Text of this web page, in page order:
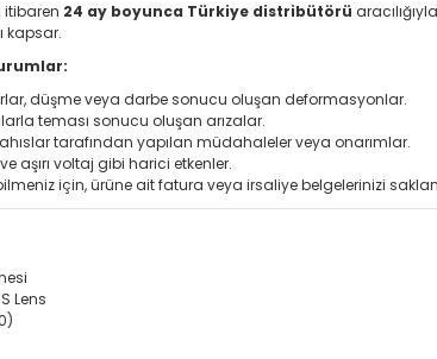
itibaren 24 ay boyunca Türkiye distribütörü
kapsar.
düşme veya darbe sonucu oluşan deformasyonlar.
teması sonucu oluşan arızalar.
tarafından yapılan müdahaleler veya onarımlar.
aşırı voltaj gibi harici etkenler.
için, ürüne ait fatura veya irsaliye belgelerinizi
Lens